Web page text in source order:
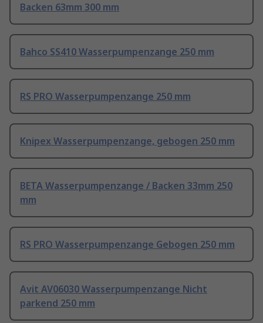
Backen 63mm 300 mm
Bahco SS410 Wasserpumpenzange 250 mm
RS PRO Wasserpumpenzange 250 mm
Knipex Wasserpumpenzange, gebogen 250 mm
BETA Wasserpumpenzange / Backen 33mm 250
mm
RS PRO Wasserpumpenzange Gebogen 250 mm
Avit AV06030 Wasserpumpenzange Nicht
parkend 250 mm